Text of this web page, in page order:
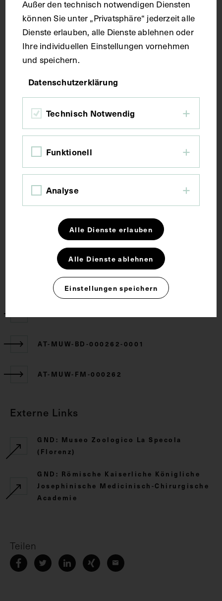
Der Text ist die ergänzende Beschreibung in
Wachsmodell des Hirnstammes.
Schlagwörter
Anatomie Hirnstamm
Lehrmittel
Rechte
CC BY-NC-SA 4.0
Zugehörige Objekte
AT-MUW-BD-000262-0001
AT-MUW-FM-000262
Externe Links
GND: Museo Zoologico La Specola
(Florenz)
GND: Römische Kaiserliche Königliche
Josephinische Medicinisch-Chirurgische
Academie
Teilen
Außer den technisch notwendigen Diensten
können Sie unter „Privatsphäre“ jederzeit alle
Dienste erlauben, alle Dienste ablehnen oder
Ihre individuellen Einstellungen vornehmen
und speichern.
Datenschutzerklärung
Technisch Notwendig
Funktionell
Analyse
Alle Dienste erlauben
Alle Dienste ablehnen
Einstellungen speichern